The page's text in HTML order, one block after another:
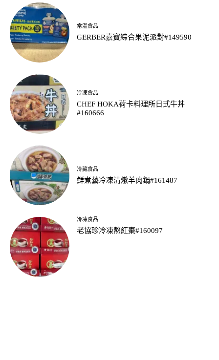
常溫食品
GERBER嘉寶綜合果泥派對#149590
冷凍食品
CHEF HOKA荷卡料理所日式牛丼
#160666
冷藏食品
鮮煮藝冷凍清燉羊肉鍋#161487
冷凍食品
老協珍冷凍熬紅棗#160097